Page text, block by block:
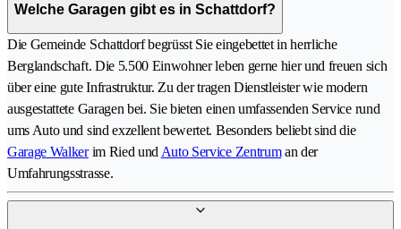
Welche Garagen gibt es in Schattdorf?
Die Gemeinde Schattdorf begrüsst Sie eingebettet in herrliche
Berglandschaft. Die 5.500 Einwohner leben gerne hier und freuen sich
über eine gute Infrastruktur. Zu der tragen Dienstleister wie modern
ausgestattete Garagen bei. Sie bieten einen umfassenden Service rund
ums Auto und sind exzellent bewertet. Besonders beliebt sind die
Garage Walkerim Ried und Auto Service Zentruman der
Umfahrungsstrasse.